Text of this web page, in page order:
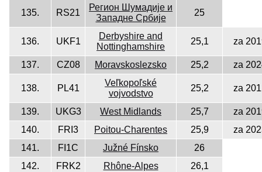
135. RS21
Регион Шумадије и
Западне Србије
25
136. UKF1
Derbyshire and
Nottinghamshire
25,1 za
137. CZ08 Moravskoslezsko 25,2 za
138. PL41
Veľkopoľské
vojvodstvo
25,2 za
139. UKG3 West Midlands 25,7
za
140.
FRI3 Poitou-Charentes 25,9
za
141.
FI1C Južné Fínsko
26
142.
FRK2 Rhône-Alpes
26,1